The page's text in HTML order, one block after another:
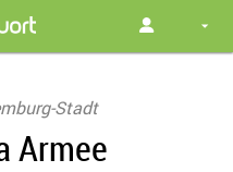
Stadt
Armee